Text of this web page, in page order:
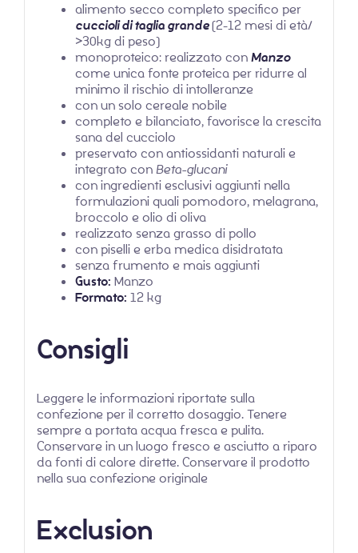
alimento secco completo specifico per
cuccioli di taglia grande(2-12 mesi di età/
>30kg di peso)
monoproteico: realizzato conManzo
come unica fonte proteica per ridurre al
minimo il rischio di intolleranze
con un solo cereale nobile
completo e bilanciato, favorisce la crescita
sana del cucciolo
preservato con antiossidanti naturali e
integrato conBeta-glucani
con ingredienti esclusivi aggiunti nella
formulazioni quali pomodoro, melagrana,
broccolo e olio di oliva
realizzato senza grasso di pollo
con piselli e erba medica disidratata
senza frumento e mais aggiunti
Gusto: Manzo
Formato: 12 kg
Consigli
Leggere le informazioni riportate sulla
confezione per il corretto dosaggio. Tenere
sempre a portata acqua fresca e pulita.
Conservare in un luogo fresco e asciutto a riparo
da fonti di calore dirette. Conservare il prodotto
nella sua confezione originale
Exclusion